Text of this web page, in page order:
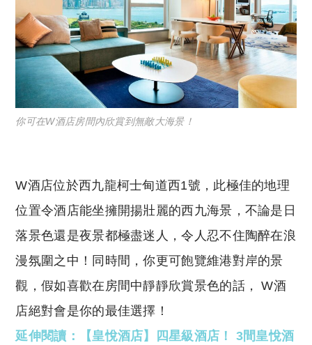
你可在W酒店房間內欣賞到無敵大海景！
W酒店位於西九龍柯士甸道西1號，此極佳的地理
位置令酒店能坐擁開揚壯麗的西九海景，不論是日
落景色還是夜景都極盡迷人，令人忍不住陶醉在浪
漫氛圍之中！同時間，你更可飽覽維港對岸的景
觀，假如喜歡在房間中靜靜欣賞景色的話， W酒
店絕對會是你的最佳選擇！
延伸閱讀：【皇悅酒店】四星級酒店！ 3間皇悅酒